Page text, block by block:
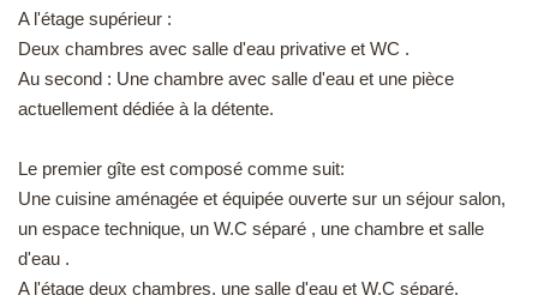
A l'étage supérieur :
Deux chambres avec salle d'eau privative et WC .
Au second : Une chambre avec salle d'eau et une pièce
actuellement dédiée à la détente.
Le premier gîte est composé comme suit:
Une cuisine aménagée et équipée ouverte sur un séjour salon,
un espace technique, un W.C séparé , une chambre et salle
d'eau .
A l'étage deux chambres, une salle d'eau et W.C séparé.